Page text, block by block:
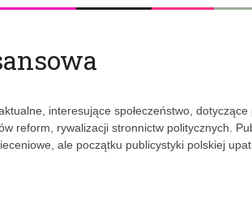
interesujące społeczeństwo, dotyczące
reform, rywalizacji stronnictw politycznych.
ale początku publicystyki polskiej